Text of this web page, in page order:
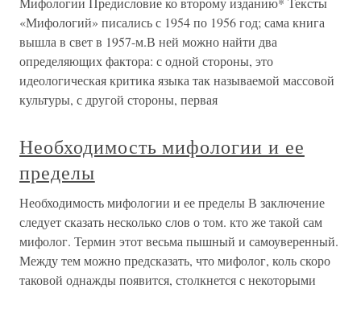
«Мифологий» писались с 1954 по 1956 год; сама книга
вышла в свет в 1957-м.В ней можно найти два
определяющих фактора: с одной стороны, это
идеологическая критика языка так называемой массовой
культуры, с другой стороны, первая
Необходимость мифологии и ее
пределы
Необходимость мифологии и ее пределы В заключение
следует сказать несколько слов о том. кто же такой сам
мифолог. Термин этот весьма пышный и самоуверенный.
Между тем можно предсказать, что мифолог, коль скоро
таковой однажды появится, столкнется с некоторыми